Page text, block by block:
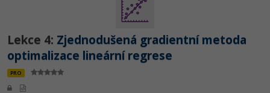
Lekce 4: Zjednodušená gradientní metoda
optimalizace lineární regrese
PRO